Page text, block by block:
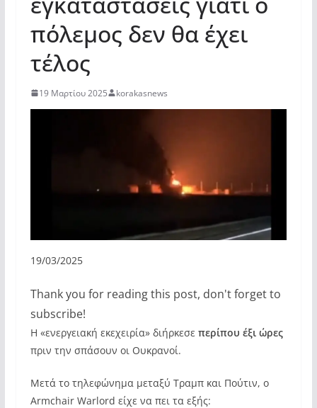
πόλεμος δεν θα έχει
τέλος
19 Μαρτίου 2025 korakasnews
19/03/2025
Thank you for reading this post, don't forget to
subscribe!
Η «ενεργειακή εκεχειρία» διήρκεσε περίπου έξι ώρες
πριν την σπάσουν οι Ουκρανοί.
Μετά το τηλεφώνημα μεταξύ Τραμπ και Πούτιν, ο
Armchair Warlord είχε να πει τα εξής: